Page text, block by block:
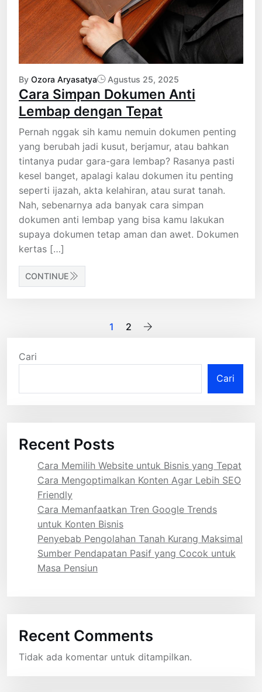
By Ozora Aryasatya Agustus 25, 2025
Cara Simpan Dokumen Anti
Lembap dengan Tepat
Pernah nggak sih kamu nemuin dokumen penting
yang berubah jadi kusut, berjamur, atau bahkan
tintanya pudar gara-gara lembap? Rasanya pasti
kesel banget, apalagi kalau dokumen itu penting
seperti ijazah, akta kelahiran, atau surat tanah.
Nah, sebenarnya ada banyak cara simpan
dokumen anti lembap yang bisa kamu lakukan
supaya dokumen tetap aman dan awet. Dokumen
kertas […]
CONTINUE
1 2
Cari
Cari
Recent Posts
Cara Memilih Website untuk Bisnis yang Tepat
Cara Mengoptimalkan Konten Agar Lebih SEO
Friendly
Cara Memanfaatkan Tren Google Trends
untuk Konten Bisnis
Penyebab Pengolahan Tanah Kurang Maksimal
Sumber Pendapatan Pasif yang Cocok untuk
Masa Pensiun
Recent Comments
Tidak ada komentar untuk ditampilkan.